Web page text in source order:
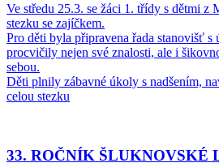
Ve středu 25.3. se žáci 1. třídy s dětmi z
stezku se zajíčkem.
Pro děti byla připravena řada stanovišť s
procvičily nejen své znalosti, ale i
sebou.
Děti plnily zábavné úkoly s nadšením,
celou stezku
33. ROČNÍK ŠLUKNOVSKÉ